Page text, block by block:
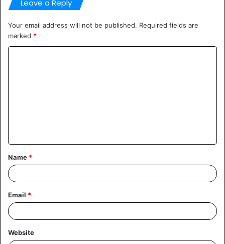
Leave a Reply
Your email address will not be published. Required fields are
marked *
Name *
Email *
Website